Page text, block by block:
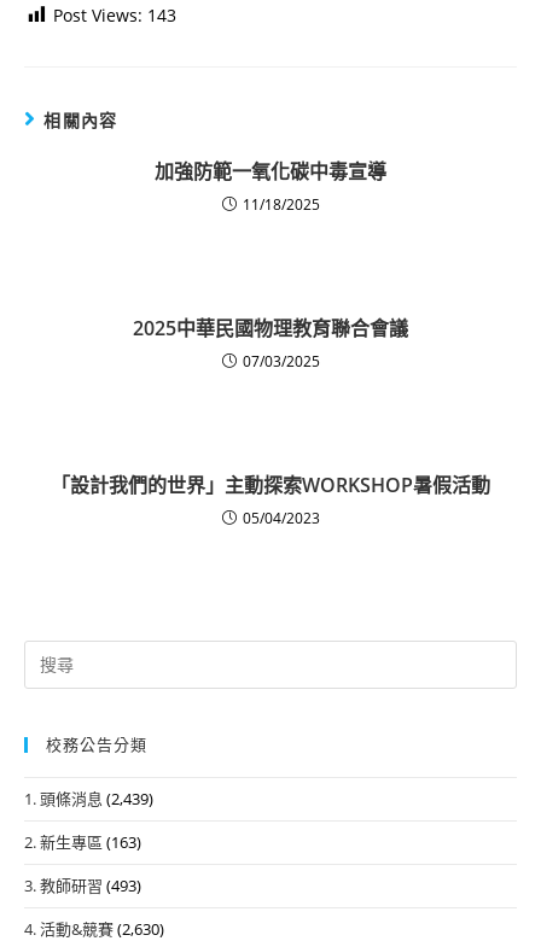
Post Views: 143
相關內容
加強防範一氧化碳中毒宣導
11/18/2025
2025中華民國物理教育聯合會議
07/03/2025
「設計我們的世界」主動探索WORKSHOP暑假活動
05/04/2023
Search
for:
校務公告分類
1. 頭條消息 (2,439)
2. 新生專區 (163)
3. 教師研習 (493)
4. 活動&競賽(2,630)